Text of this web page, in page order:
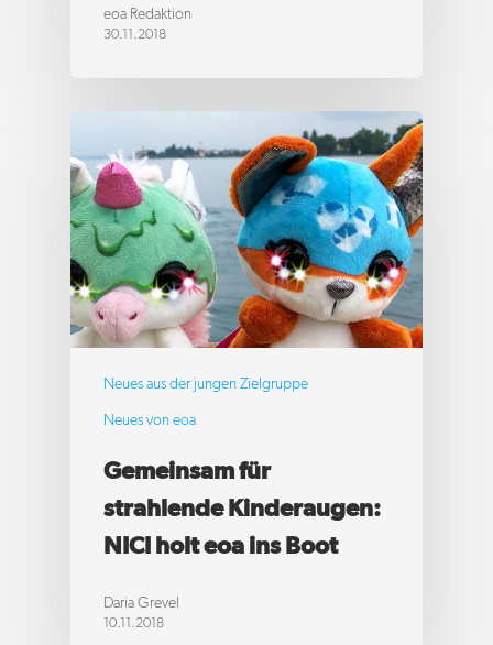
eoa Redaktion
30.11.2018
Neues aus der jungen Zielgruppe
Neues von eoa
Gemeinsam für
strahlende Kinderaugen:
NICI holt eoa ins Boot
Daria Grevel
10.11.2018